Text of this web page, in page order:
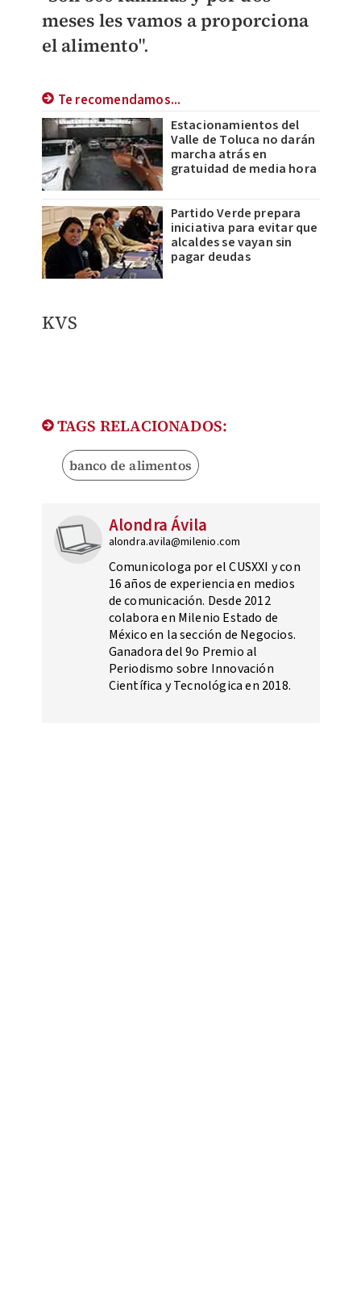
meses les vamos a proporciona
el alimento".
Te recomendamos...
Estacionamientos del
Valle de Toluca no darán
marcha atrás en
gratuidad de media hora
Partido Verde prepara
iniciativa para evitar que
alcaldes se vayan sin
pagar deudas
KVS
TAGS RELACIONADOS:
banco de alimentos
Alondra Ávila
alondra.avila@milenio.com
Comunicologa por el CUSXXI y con
16 años de experiencia en medios
de comunicación. Desde 2012
colabora en Milenio Estado de
México en la sección de Negocios.
Ganadora del 9o Premio al
Periodismo sobre Innovación
Científica y Tecnológica en 2018.